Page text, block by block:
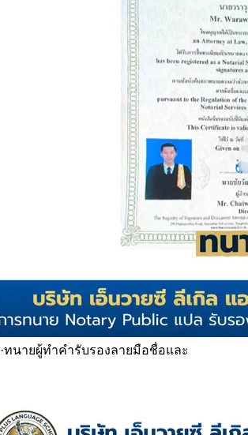
·ทนายผู้ทำคำรับรองลายมือชื่อและ